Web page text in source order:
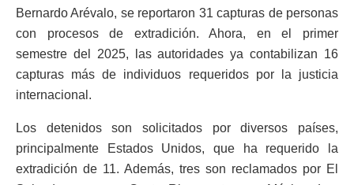
Bernardo Arévalo, se reportaron 31 capturas de personas
con procesos de extradición. Ahora, en el primer
semestre del 2025, las autoridades ya contabilizan 16
capturas más de individuos requeridos por la justicia
internacional.
Los detenidos son solicitados por diversos países,
principalmente Estados Unidos, que ha requerido la
extradición de 11. Además, tres son reclamados por El